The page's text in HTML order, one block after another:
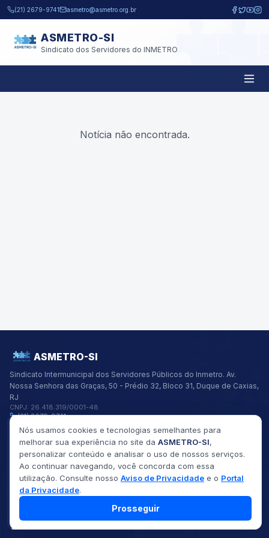
Pular para o conteúdo principal
(21) 2679-9741 asmetro@asmetro.org.br
ASMETRO-SI
Sindicato dos Servidores do INMETRO
Notícia não encontrada.
ASMETRO-SI
Sindicato Intermunicipal dos Servidores Públicos do Inmetro. Av.
Nossa Senhora das Graças, 50 - Prédio 32, Bloco 31, Duque de Caxias,
RJ
CNPJ: 26.418.319/0001-48
(21) 2679-9741
asmetro@asmetro.org.br
Links Rápidos
Institucional
Gestão
Saúde
Convênios
Fóruns
Seus Direitos
2026 ASMETRO-SI
Todos os direitos reservados
Nós usamos cookies e tecnologias semelhantes para
melhorar sua experiência no site da ASMETRO-SI,
personalizar conteúdo e analisar o uso de nossos serviços.
Ao continuar navegando, você concorda com essa
utilização. Consulte nosso Aviso de Privacidade e o Portal
da Privacidade.
Prosseguir